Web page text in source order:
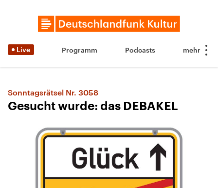
Live Programm Podcasts
Sonntagsrätsel Nr. 3058
Gesucht wurde: das DEBAKEL